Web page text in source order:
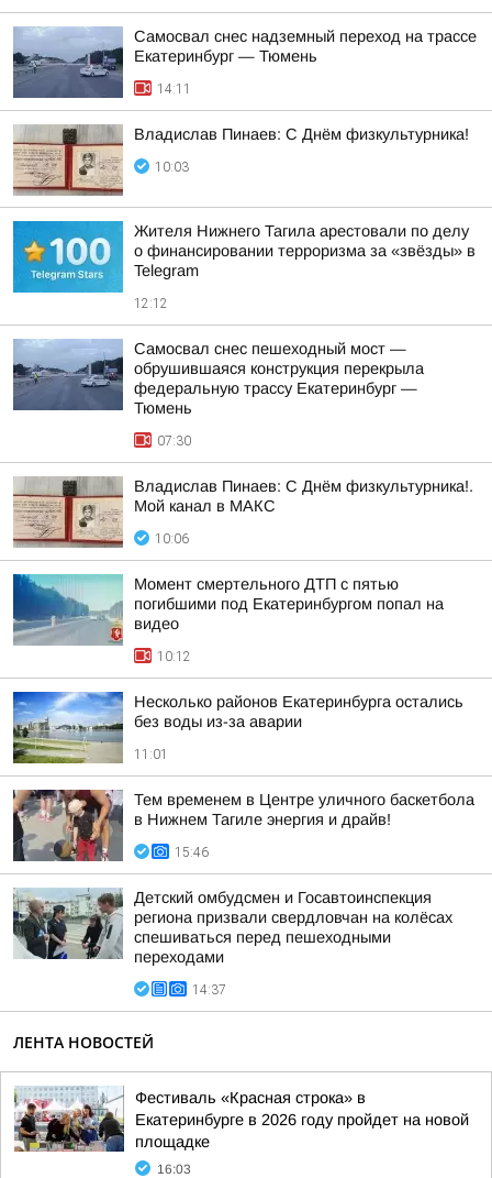
Самосвал снес надземный переход на трассе
Екатеринбург — Тюмень
14:11
Владислав Пинаев: С Днём физкультурника!
10:03
Жителя Нижнего Тагила арестовали по делу
о финансировании терроризма за «звёзды» в
Telegram
12:12
Самосвал снес пешеходный мост —
обрушившаяся конструкция перекрыла
федеральную трассу Екатеринбург —
Тюмень
07:30
Владислав Пинаев: С Днём физкультурника!.
Мой канал в МАКС
10:06
Момент смертельного ДТП с пятью
погибшими под Екатеринбургом попал на
видео
10:12
Несколько районов Екатеринбурга остались
без воды из-за аварии
11:01
Тем временем в Центре уличного баскетбола
в Нижнем Тагиле энергия и драйв!
15:46
Детский омбудсмен и Госавтоинспекция
региона призвали свердловчан на колёсах
спешиваться перед пешеходными
переходами
14:37
ЛЕНТА НОВОСТЕЙ
Фестиваль «Красная строка» в
Екатеринбурге в 2026 году пройдет на новой
площадке
16:03